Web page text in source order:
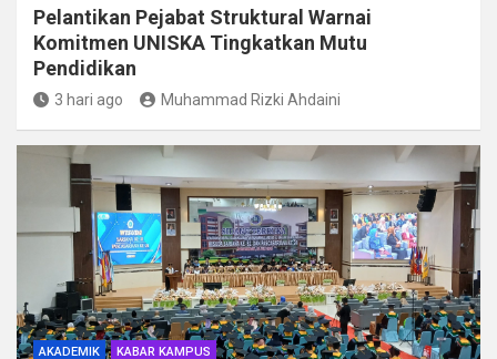
Pelantikan Pejabat Struktural Warnai
Komitmen UNISKA Tingkatkan Mutu
Pendidikan
3 hari ago Muhammad Rizki Ahdaini
AKADEMIK KABAR KAMPUS